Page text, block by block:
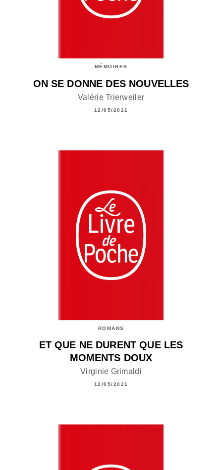
MÉMOIRES
ON SE DONNE DES NOUVELLES
Valérie Trierweiler
12/05/2021
ROMANS
ET QUE NE DURENT QUE LES
MOMENTS DOUX
Virginie Grimaldi
12/05/2021